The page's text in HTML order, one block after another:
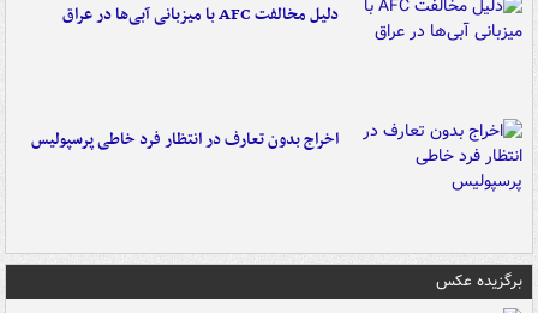
دلیل مخالفت AFC با میزبانی آبی‌ها در عراق
اخراج بدون تعارف در انتظار فرد خاطی پرسپولیس
برگزیده عکس